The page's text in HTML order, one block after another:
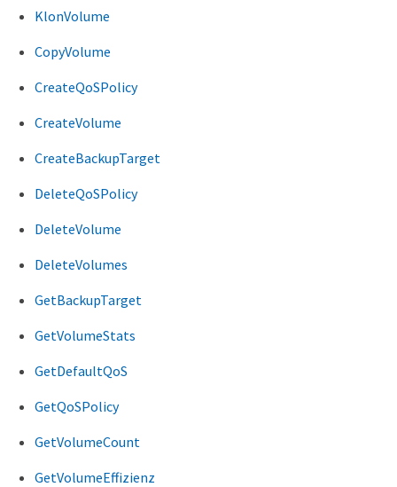
KlonVolume
CopyVolume
CreateQoSPolicy
CreateVolume
CreateBackupTarget
DeleteQoSPolicy
DeleteVolume
DeleteVolumes
GetBackupTarget
GetVolumeStats
GetDefaultQoS
GetQoSPolicy
GetVolumeCount
GetVolumeEffizienz